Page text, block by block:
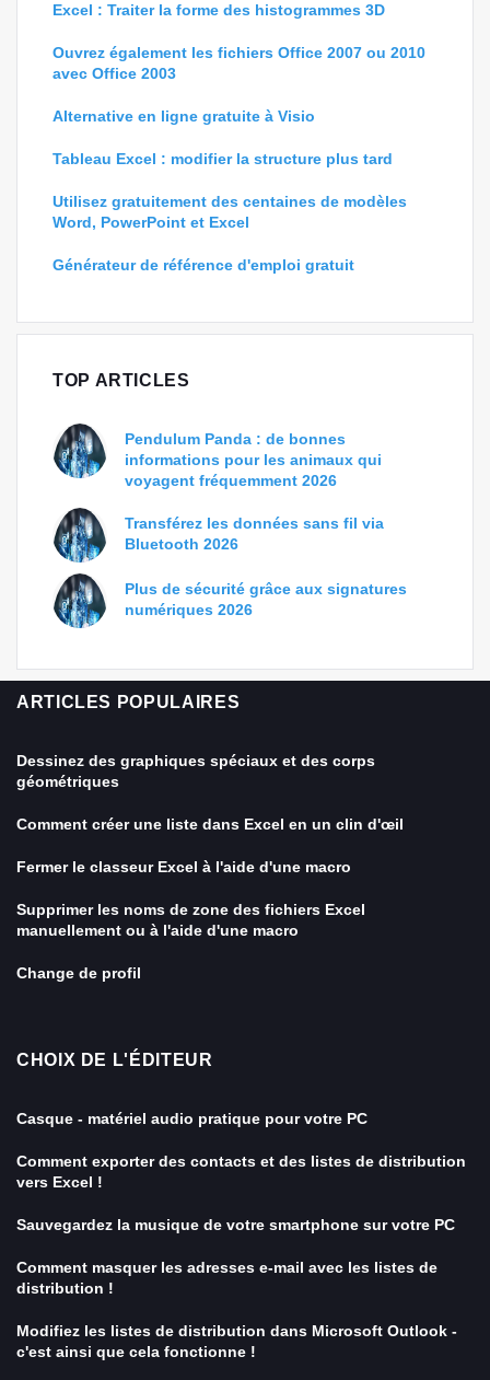
Excel : Traiter la forme des histogrammes 3D
Ouvrez également les fichiers Office 2007 ou 2010
avec Office 2003
Alternative en ligne gratuite à Visio
Tableau Excel : modifier la structure plus tard
Utilisez gratuitement des centaines de modèles
Word, PowerPoint et Excel
Générateur de référence d'emploi gratuit
TOP ARTICLES
Pendulum Panda : de bonnes
informations pour les animaux qui
voyagent fréquemment 2026
Transférez les données sans fil via
Bluetooth 2026
Plus de sécurité grâce aux signatures
numériques 2026
ARTICLES POPULAIRES
Dessinez des graphiques spéciaux et des corps
géométriques
Comment créer une liste dans Excel en un clin d'œil
Fermer le classeur Excel à l'aide d'une macro
Supprimer les noms de zone des fichiers Excel
manuellement ou à l'aide d'une macro
Change de profil
CHOIX DE L'ÉDITEUR
Casque - matériel audio pratique pour votre PC
Comment exporter des contacts et des listes de distribution
vers Excel !
Sauvegardez la musique de votre smartphone sur votre PC
Comment masquer les adresses e-mail avec les listes de
distribution !
Modifiez les listes de distribution dans Microsoft Outlook -
c'est ainsi que cela fonctionne !